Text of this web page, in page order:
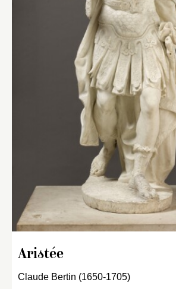
Aristée
Claude Bertin (1650-1705)